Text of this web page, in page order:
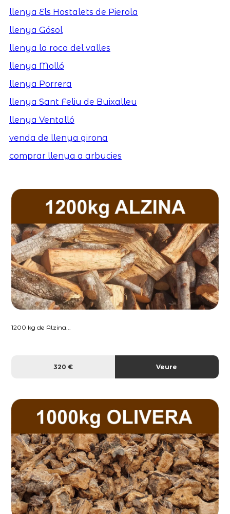
llenya Els Hostalets de Pierola
llenya Gósol
llenya la roca del valles
llenya Molló
llenya Porrera
llenya Sant Feliu de Buixalleu
llenya Ventalló
venda de llenya girona
comprar llenya a arbucies
1200 kg de Alzina...
320 € Veure